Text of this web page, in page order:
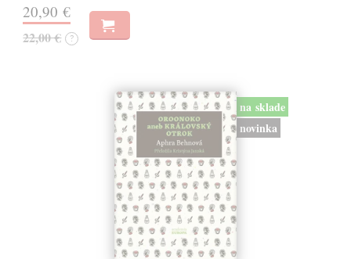
20,90 €
22,00 € ?
na sklade
novinka